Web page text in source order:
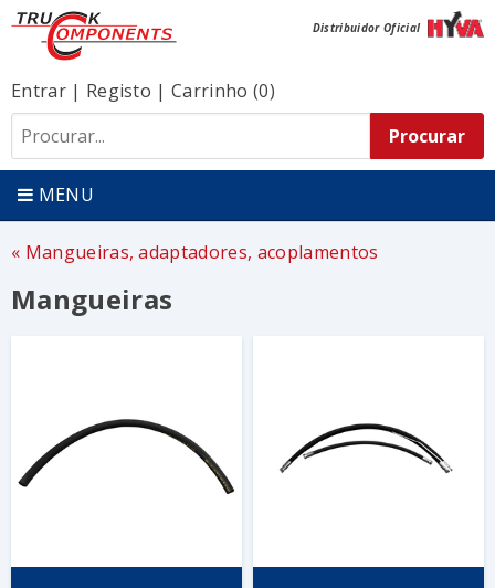
Distribuidor Oficial
Entrar| Registo |Carrinho (0)
MENU
Mangueiras, adaptadores, acoplamentos
Mangueiras